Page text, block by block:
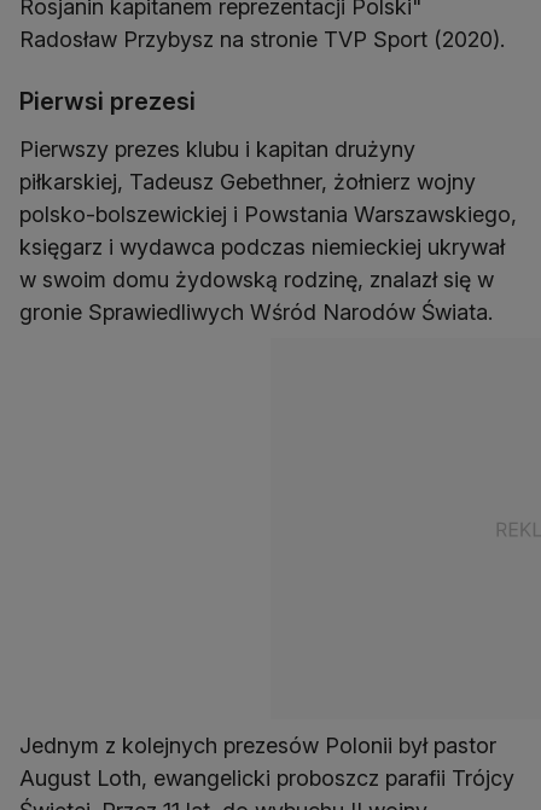
Rosjanin kapitanem reprezentacji Polski"
Radosław Przybysz na stronie TVP Sport (2020).
Pierwsi prezesi
Pierwszy prezes klubu i kapitan drużyny
piłkarskiej, Tadeusz Gebethner, żołnierz wojny
polsko-bolszewickiej i Powstania Warszawskiego,
księgarz i wydawca podczas niemieckiej ukrywał
w swoim domu żydowską rodzinę, znalazł się w
gronie Sprawiedliwych Wśród Narodów Świata.
Jednym z kolejnych prezesów Polonii był pastor
August Loth, ewangelicki proboszcz parafii Trójcy